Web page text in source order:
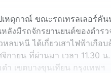
หตุกาณ์ ขณะรถเทรลเลอร์คัน
ลังมีรถจักรยานยนต์ของตำร
หลบหนี ได้เกี่ยวเสาไฟฟ้าเกื
กายน ที่ผ่านมา เวลา 11.30
ำ เขตบางขุนเทียน กรุงเทพฯ